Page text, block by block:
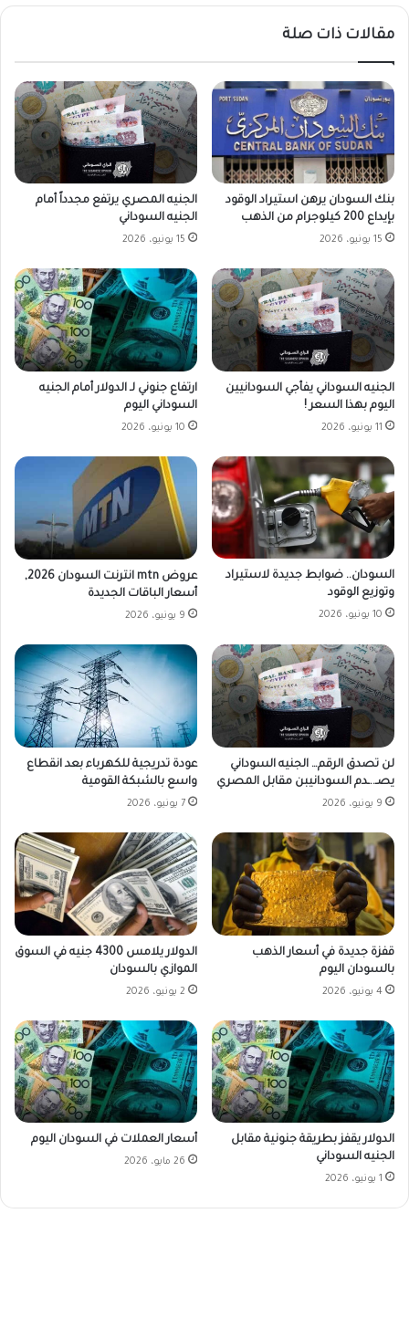
مقالات ذات صلة
بنك السودان يرهن استيراد الوقود
بإيداع 200 كيلوجرام من الذهب
15 يونيو، 2026
الجنيه المصري يرتفع مجدداً أمام
الجنيه السوداني
15 يونيو، 2026
الجنيه السوداني يفأجي السودانيين
اليوم بهذا السعر !
11 يونيو، 2026
ارتفاع جنوني لـ الدولار أمام الجنيه
السوداني اليوم
10 يونيو، 2026
السودان.. ضوابط جديدة لاستيراد
وتوزيع الوقود
10 يونيو، 2026
عروض mtn انترنت السودان 2026,
أسعار الباقات الجديدة
9 يونيو، 2026
لن تصدق الرقم… الجنيه السوداني
يصـ..ـدم السودانيبن مقابل المصري
9 يونيو، 2026
عودة تدريجية للكهرباء بعد انقطاع
واسع بالشبكة القومية
7 يونيو، 2026
قفزة جديدة في أسعار الذهب
بالسودان اليوم
4 يونيو، 2026
الدولار يلامس 4300 جنيه في السوق
الموازي بالسودان
2 يونيو، 2026
الدولار يقفز بطريقة جنونية مقابل
الجنيه السوداني
1 يونيو، 2026
أسعار العملات في السودان اليوم
26 مايو، 2026